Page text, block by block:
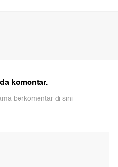
komentar.
berkomentar di sini